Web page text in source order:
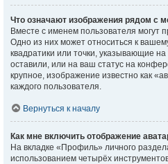
Что означают изображения рядом с
Вместе с именем пользователя могут
Одно из них может относиться к
квадратики или точки, указывающие
оставили, или на ваш статус на
крупное, изображение известно как
каждого пользователя.
Вернуться к началу
Как мне включить отображение
На вкладке «Профиль» личного
использованием четырёх